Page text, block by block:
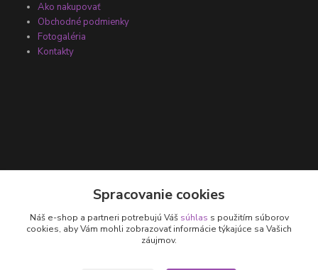
Ako nakupovať
Obchodné podmienky
Fotogaléria
Kontakty
+421 905 531 251
Spracovanie cookies
Náš e-shop a partneri potrebujú Váš súhlas s použitím súborov
cookies, aby Vám mohli zobrazovať informácie týkajúce sa Vašich
záujmov.